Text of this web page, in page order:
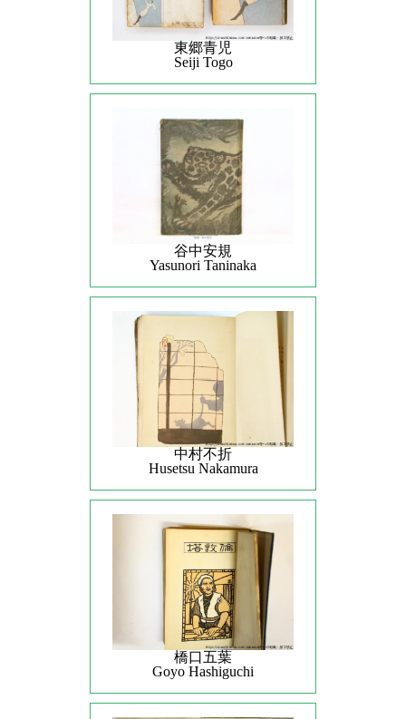
東郷青児
Seiji Togo
谷中安規
Yasunori Taninaka
中村不折
Husetsu Nakamura
橋口五葉
Goyo Hashiguchi